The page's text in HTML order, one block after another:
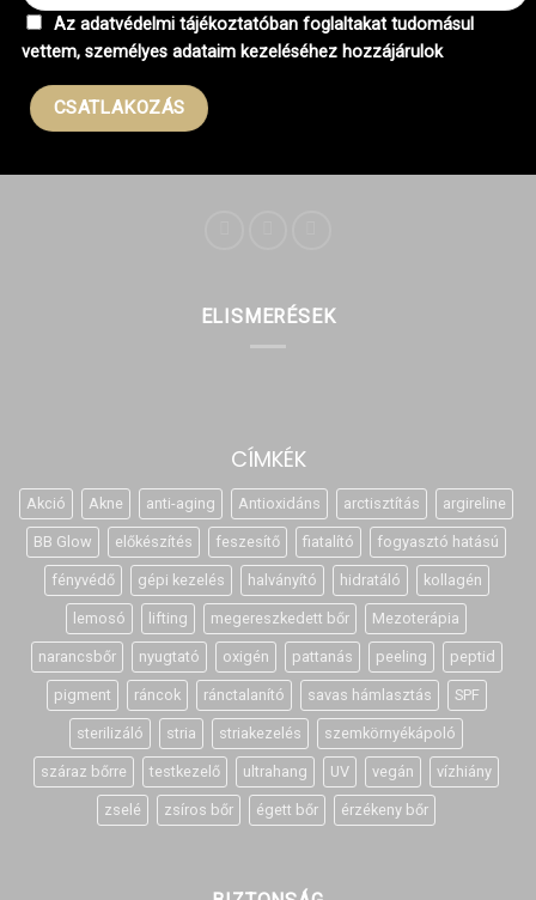
Az adatvédelmi tájékoztatóban foglaltakat tudomásul
vettem, személyes adataim kezeléséhez hozzájárulok
ELISMERÉSEK
CÍMKÉK
Akció Akne anti-aging Antioxidáns arctisztítás argireline
BB Glow előkészítés feszesítő fiatalító fogyasztó hatású
fényvédő gépi kezelés halványító hidratáló kollagén
lemosó lifting megereszkedett bőr Mezoterápia
narancsbőr nyugtató oxigén pattanás peeling peptid
pigment ráncok ránctalanító savas hámlasztás SPF
sterilizáló stria striakezelés szemkörnyékápoló
száraz bőrre testkezelő ultrahang UV vegán vízhiány
zselé zsíros bőr égett bőr érzékeny bőr